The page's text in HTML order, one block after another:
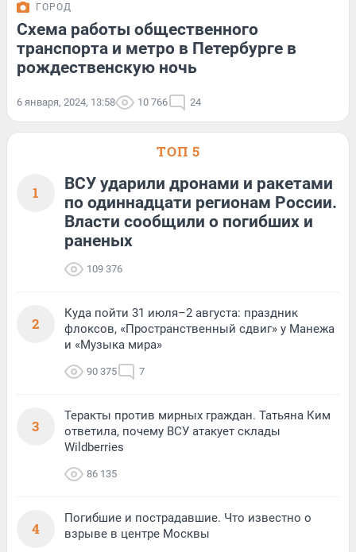
ГОРОД
Схема работы общественного
транспорта и метро в Петербурге в
рождественскую ночь
6 января, 2024, 13:58 10 766 24
ТОП 5
1
ВСУ ударили дронами и ракетами
по одиннадцати регионам России.
Власти сообщили о погибших и
раненых
109 376
2
Куда пойти 31 июля–2 августа: праздник
флоксов, «Пространственный сдвиг» у Манежа
и «Музыка мира»
90 375 7
3
Теракты против мирных граждан. Татьяна Ким
ответила, почему ВСУ атакует склады
Wildberries
86 135
4
Погибшие и пострадавшие. Что известно о
взрыве в центре Москвы